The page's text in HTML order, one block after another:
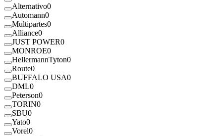
Alternativo0
Automann0
Multipartes0
Alliance0
JUST POWER0
MONROE0
HellermannTyton0
Route0
BUFFALO USA0
DML0
Peterson0
TORIN0
SBU0
Yato0
Vorel0